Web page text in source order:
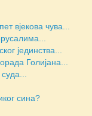
вјекова чува...
јединства...
Голијана...
сина?